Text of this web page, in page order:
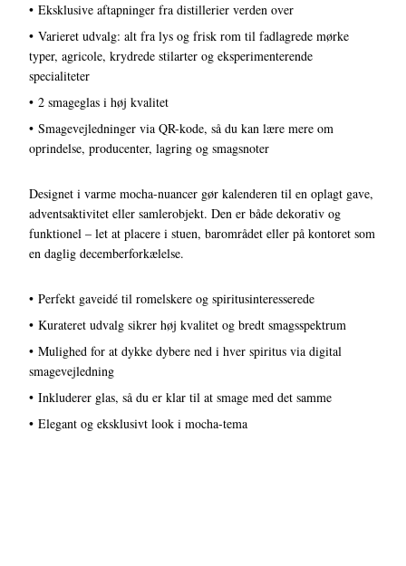
• Eksklusive aftapninger fra distillerier verden over
• Varieret udvalg: alt fra lys og frisk rom til fadlagrede mørke
typer, agricole, krydrede stilarter og eksperimenterende
specialiteter
• 2 smageglas i høj kvalitet
• Smagevejledninger via QR-kode, så du kan lære mere om
oprindelse, producenter, lagring og smagsnoter
Designet i varme mocha-nuancer gør kalenderen til en oplagt gave,
adventsaktivitet eller samlerobjekt. Den er både dekorativ og
funktionel – let at placere i stuen, barområdet eller på kontoret som
en daglig decemberforkælelse.
• Perfekt gaveidé til romelskere og spiritusinteresserede
• Kurateret udvalg sikrer høj kvalitet og bredt smagsspektrum
• Mulighed for at dykke dybere ned i hver spiritus via digital
smagevejledning
• Inkluderer glas, så du er klar til at smage med det samme
• Elegant og eksklusivt look i mocha-tema